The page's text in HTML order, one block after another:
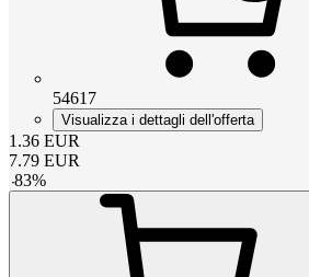
54617
Visualizza i dettagli dell'offerta
1.36 EUR
7.79 EUR
-83%